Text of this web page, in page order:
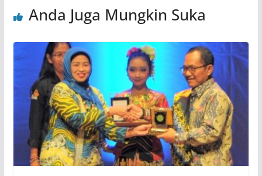
Anda Juga Mungkin Suka